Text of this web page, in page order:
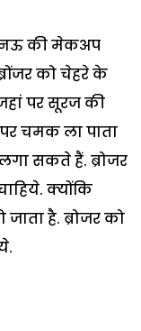
की मेकअप
को चेहरे के
पर सूरज की
पर चमक ला पाता
सकते हैं. ब्रोजर
क्योंकि
जाता है. ब्रोजर को